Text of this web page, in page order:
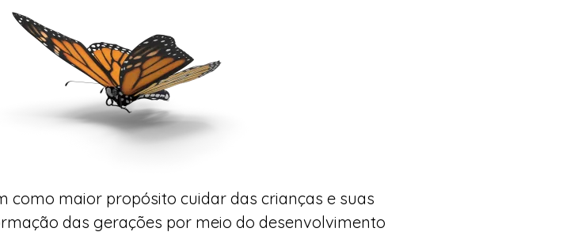
como maior propósito cuidar das crianças e suas
das gerações por meio do desenvolvimento